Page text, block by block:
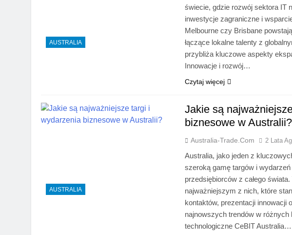
AUSTRALIA
świecie, gdzie rozwój sektora IT
inwestycje zagraniczne i
Melbourne czy Brisbane
łączące lokalne talenty z
przybliża kluczowe aspekty
Innowacje i rozwój…
Czytaj więcej
AUSTRALIA
Jakie są
biznesowe w Australii?
Australia-Trade.com 2 Lata
Australia, jako jeden z
szeroką gamę targów i
przedsiębiorców z całego
najważniejszym z nich, które
kontaktów, prezentacji innowacji
najnowszych trendów w różnych
technologiczne CeBIT Australia…